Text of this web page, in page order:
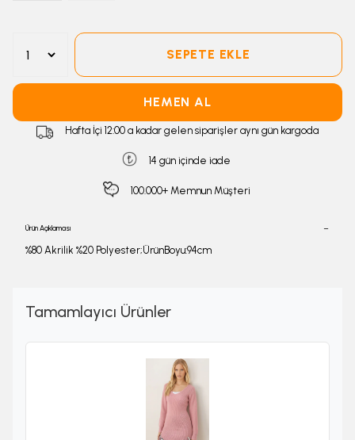
SEPETE EKLE
HEMEN AL
Hafta İçi 12:00 a kadar gelen siparişler aynı gün kargoda
14 gün içinde iade
100.000+ Memnun Müşteri
Ürün Açıklaması
%80 Akrilik %20 Polyester;ÜrünBoyu:94cm
Tamamlayıcı Ürünler